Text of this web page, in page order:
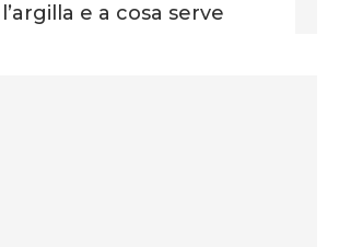
e a cosa serve